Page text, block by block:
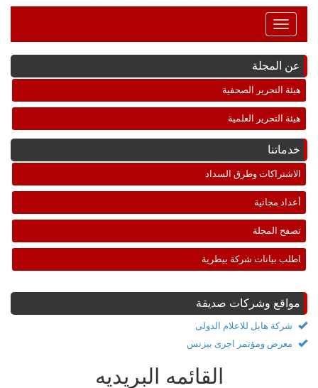
Toggle
Navigation
عن المجلة
هيئة التحرير الصحفية
هيئة التحرير العلمية
خدماتنا
الاشتراكات وطرق السداد
أعداد مجانية
تصفح المجلة
اطلب بيانات شركة بيطرية
مواقع وشركات صديقة
شركة هايل للاعلام الدولى
معرض ومؤتمر اجرى بيزنس
القائمه البريديه